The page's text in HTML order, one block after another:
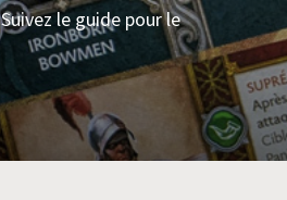
le guide pour le